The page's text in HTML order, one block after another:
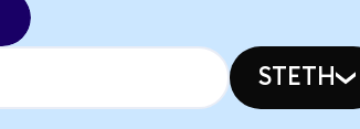
STETH